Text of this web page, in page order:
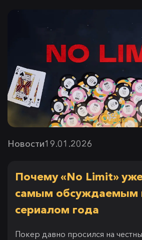
Новости19.01.2026
Почему «No Limit»
самым обсуждаемым
сериалом года
Покер давно просился на